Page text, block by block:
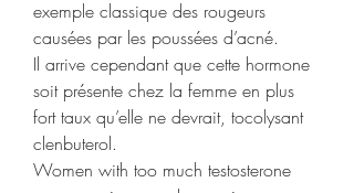
exemple classique des rougeurs
causées par les poussées d’acné.
Il arrive cependant que cette hormone
soit présente chez la femme en plus
fort taux qu’elle ne devrait, tocolysant
clenbuterol.
Women with too much testosterone